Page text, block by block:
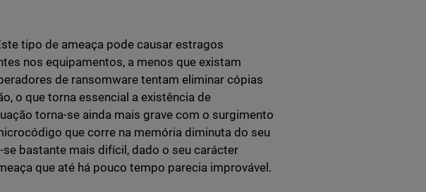
tipo de ameaça pode causar estragos
nos equipamentos, a menos que existam
de ransomware tentam eliminar cópias
o que torna essencial a existência de
torna-se ainda mais grave com o surgimento
que corre na memória diminuta do seu
bastante mais difícil, dado o seu carácter
que até há pouco tempo parecia improvável.